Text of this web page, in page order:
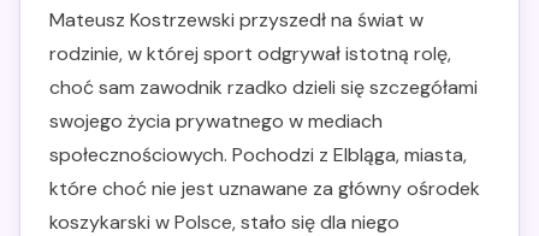
Mateusz Kostrzewski przyszedł na świat w
rodzinie, w której sport odgrywał istotną rolę,
choć sam zawodnik rzadko dzieli się szczegółami
swojego życia prywatnego w mediach
społecznościowych. Pochodzi z Elbląga, miasta,
które choć nie jest uznawane za główny ośrodek
koszykarski w Polsce, stało się dla niego